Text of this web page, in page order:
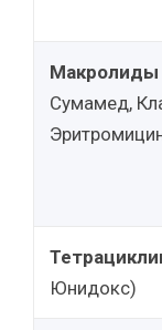
Макролиды
Сумамед,
Юнидокс)